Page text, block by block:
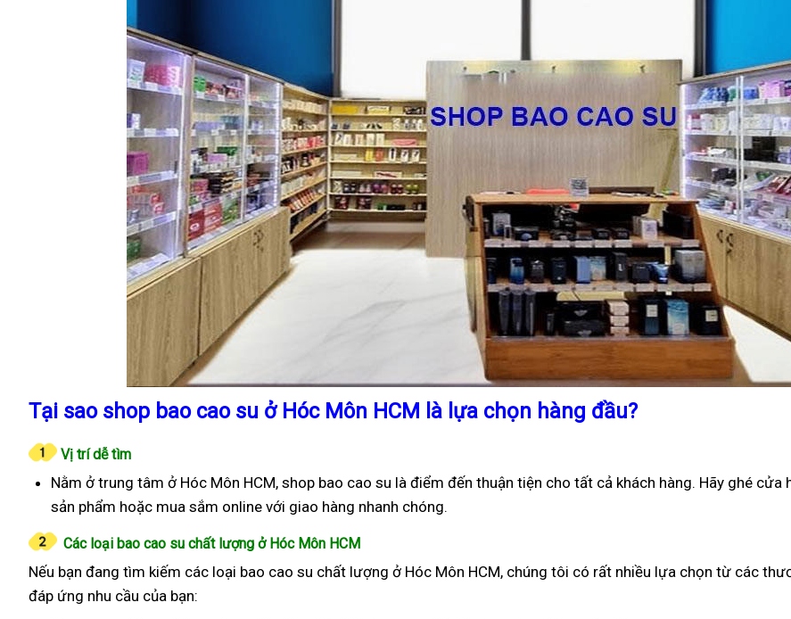
Tại sao shop bao cao su ở Hóc Môn HCM là lựa chọn hàng đầu?
Vị trí dễ tìm
Nằm ở trung tâm ở Hóc Môn HCM, shop bao cao su là điểm đến thuận tiện cho tất cả khách hàng. Hãy ghé cửa
sản phẩm hoặc mua sắm online với giao hàng nhanh chóng.
Các loại bao cao su chất lượng ở Hóc Môn HCM
Nếu bạn đang tìm kiếm các loại bao cao su chất lượng ở Hóc Môn HCM, chúng tôi có rất nhiều lựa chọn từ các
đáp ứng nhu cầu của bạn: